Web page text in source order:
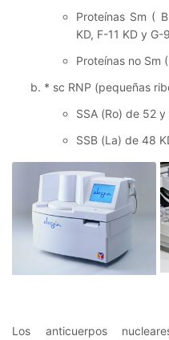
Proteínas Sm (
KD, F-11 KD y G-
Proteínas no Sm
* sc RNP (pequeñas
SSA (Ro) de 52
SSB (La) de 48
Los anticuerpos